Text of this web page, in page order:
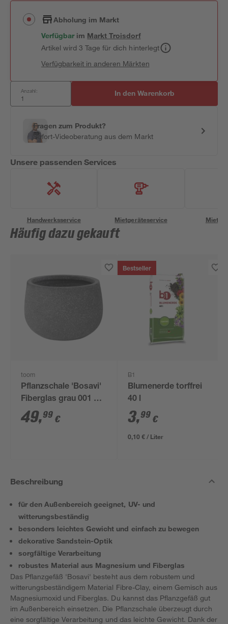
Abholung im Markt
Verfügbar im MarktTroisdorf
Artikel wird 3 Tage für dich hinterlegt
Verfügbarkeit in anderen Märkten
Anzahl: In den Warenkorb
Fragen zum Produkt?
Sofort-Videoberatung aus dem Markt
Unsere passenden Services
Handwerksservice Mietgeräteservice
Häufig dazu gekauft
toom
Pflanzschale 'Bosavi'
Fiberglas grau 001 Ø
44 x 30 cm
49,99 €
Bestseller
B1
Blumenerde torffrei
40 l
3,99 €
0,10 € / Liter
Beschreibung
für den Außenbereich geeignet, UV- und
witterungsbeständig
besonders leichtes Gewicht und einfach zu bewegen
dekorative Sandstein-Optik
sorgfältige Verarbeitung
robustes Material aus Magnesium und Fiberglas
Das Pflanzgefäß 'Bosavi' besteht aus dem robustem und
witterungsbeständigem Material Fibre-Clay, einem Gemisch aus
Magnesiumoxid und Fiberglas. Du kannst das Pflanzgefäß gut
im Außenbereich einsetzen. Die Pflanzschale überzeugt durch
eine sorgfältige Verarbeitung und das leichte Gewicht. Dank der